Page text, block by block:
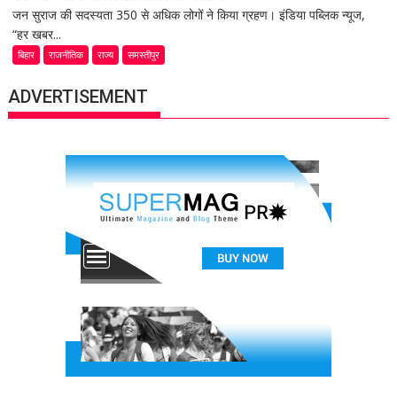
जन सुराज की सदस्यता 350 से अधिक लोगों ने किया ग्रहण। इंडिया पब्लिक न्यूज,
“हर खबर...
बिहार राजनीतिक राज्य समस्तीपुर
ADVERTISEMENT